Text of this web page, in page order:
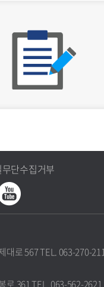
단수집거부
대로 567 TEL. 063-270-
로 361 TEL. 063-562-2621